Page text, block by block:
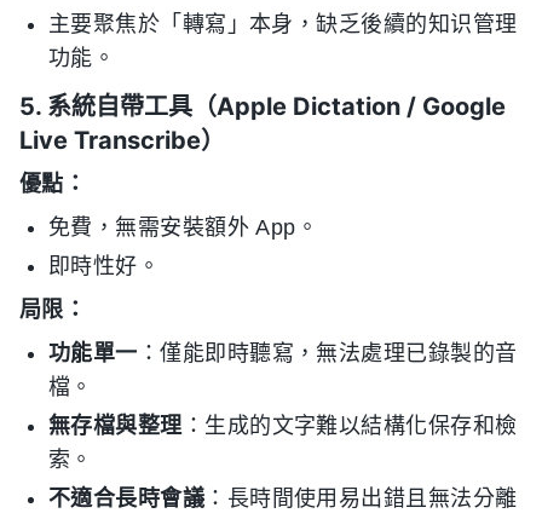
主要聚焦於「轉寫」本身，缺乏後續的知识管理
功能。
5. 系統自帶工具（Apple Dictation / Google
Live Transcribe）
優點：
免費，無需安裝額外 App。
即時性好。
局限：
功能單一 ：僅能即時聽寫，無法處理已錄製的音
檔。
無存檔與整理：生成的文字難以結構化保存和檢
索。
不適合長時會議 ：長時間使用易出錯且無法分離